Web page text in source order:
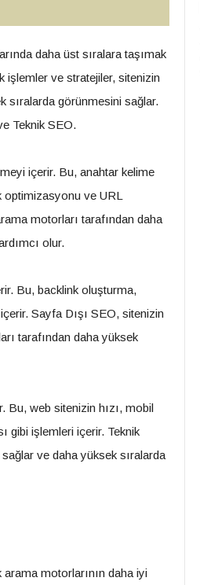
daha üst sıralara taşımak
işlemler ve stratejiler, sitenizin
sıralarda görünmesini sağlar.
Teknik SEO.
içerir. Bu, anahtar kelime
optimizasyonu ve URL
motorları tarafından daha
olur.
Bu, backlink oluşturma,
Sayfa Dışı SEO, sitenizin
tarafından daha yüksek
Bu, web sitenizin hızı, mobil
gibi işlemleri içerir. Teknik
ve daha yüksek sıralarda
motorlarının daha iyi